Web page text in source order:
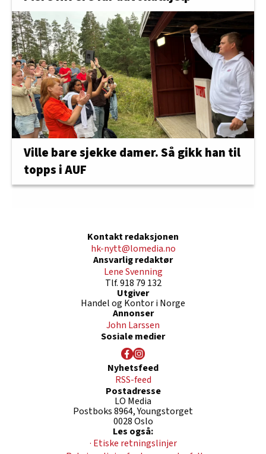
Ville bare sjekke damer. Så gikk han til
topps i AUF
Kontakt redaksjonen
hk-nytt@lomedia.no
Ansvarlig redaktør
Lene Svenning
Tlf. 918 79 132
Utgiver
Handel og Kontor i Norge
Annonser
John Larssen
Sosiale medier
Nyhetsfeed
RSS-feed
Postadresse
LO Media
Postboks 8964, Youngstorget
0028 Oslo
Les også:
· Etiske retningslinjer